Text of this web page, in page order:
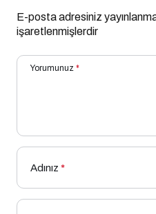
E-posta adresiniz
işaretlenmişlerdir
Yorumunuz *
Adınız *